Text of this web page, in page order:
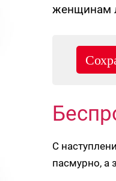
женщинам
С
пасмурно, а